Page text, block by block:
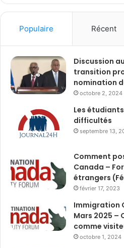
Populaire Récent
Discussion
transition
nomination
octobre 2, 2024
Les étudiants
difficultés
septembre 13,
Comment
Canada –
étrangers
février 17, 2023
Immigration
Mars 2025 –
comme
octobre 1, 2024